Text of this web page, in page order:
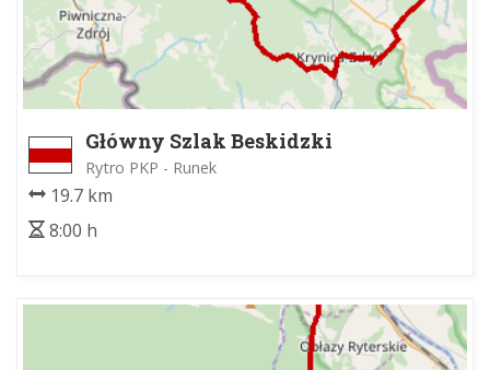
Główny Szlak Beskidzki
Rytro PKP - Runek
19.7 km
8:00 h